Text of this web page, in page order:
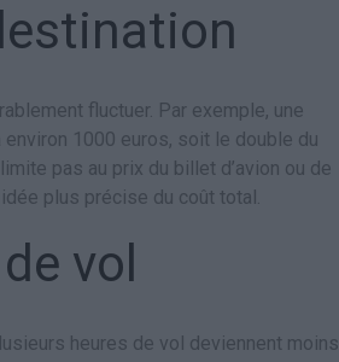
fluctuer. Par exemple, une
1000 euros, soit le double du
pas au prix du billet d’avion ou de
plus précise du coût total.
vol
heures de vol deviennent moins